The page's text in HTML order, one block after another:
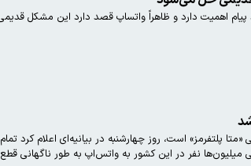
پیام اهمیت دارد و ظاهراً واتساپ قصد دارد این مشکل
میلیون‌ها نفر در این کشور به واتس‌اپ به طور ناگهانی